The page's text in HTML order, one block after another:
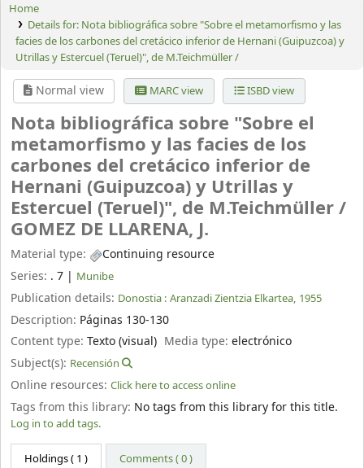
Home
Details for: Nota bibliográfica sobre "Sobre el metamorfismo y las
facies de los carbones del cretácico inferior de Hernani (Guipuzcoa) y
Utrillas y Estercuel (Teruel)", de M.Teichmüller /
Normal view MARC view ISBD view
Nota bibliográfica sobre "Sobre el
metamorfismo y las facies de los
carbones del cretácico inferior de
Hernani (Guipuzcoa) y Utrillas y
Estercuel (Teruel)", de M.Teichmüller /
GOMEZ DE LLARENA, J.
Material type:
Continuing resource
Series: . 7 | Munibe
Publication details: Donostia : Aranzadi Zientzia Elkartea, 1955
Description: Páginas 130-130
Content type: Texto (visual) Media type:electrónico
Subject(s): Recensión
Online resources: Click here to access online
Tags from this library: No tags from this library for this title.
Log in to add tags.
Holdings( 1 ) Comments ( 0 )